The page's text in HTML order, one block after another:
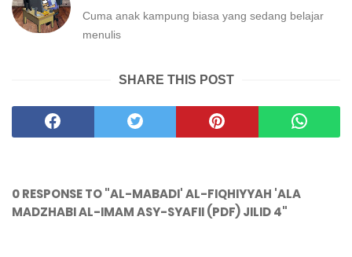
Cuma anak kampung biasa yang sedang belajar
menulis
SHARE THIS POST
0 RESPONSE TO "AL-MABADI' AL-FIQHIYYAH 'ALA
MADZHABI AL-IMAM ASY-SYAFII (PDF) JILID 4"